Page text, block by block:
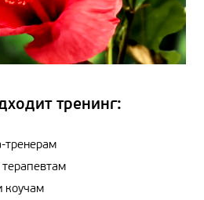
тренинг:
тренерам
коучам